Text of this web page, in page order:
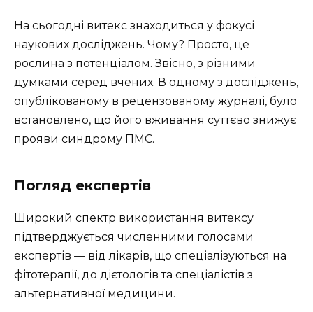
На сьогодні витекс знаходиться у фокусі
наукових досліджень. Чому? Просто, це
рослина з потенціалом. Звісно, з різними
думками серед вчених. В одному з досліджень,
опублікованому в рецензованому журналі, було
встановлено, що його вживання суттєво знижує
прояви синдрому ПМС.
Погляд експертів
Широкий спектр використання витексу
підтверджується численними голосами
експертів — від лікарів, що спеціалізуються на
фітотерапії, до дієтологів та спеціалістів з
альтернативної медицини.